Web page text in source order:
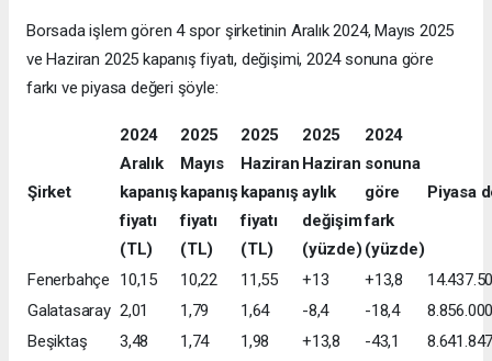
Borsada işlem gören 4 spor şirketinin Aralık 2024, Mayıs 2025
ve Haziran 2025 kapanış fiyatı, değişimi, 2024 sonuna göre
farkı ve piyasa değeri şöyle:
Şirket
2024
Aralık
kapanış
fiyatı
(TL)
2025
Mayıs
kapanış
fiyatı
(TL)
2025
Haziran
kapanış
fiyatı
(TL)
2025
Haziran
aylık
değişim
(yüzde)
2024
sonuna
göre
fark
(yüzde)
Piyasa
Fenerbahçe 10,15 10,22 11,55 +13 +13,8
Galatasaray 2,01 1,79 1,64 -8,4 -18,4
Beşiktaş
3,48 1,74 1,98 +13,8 -43,1